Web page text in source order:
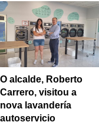
O alcalde, Roberto
Carrero, visitou a
nova lavandería
autoservicio